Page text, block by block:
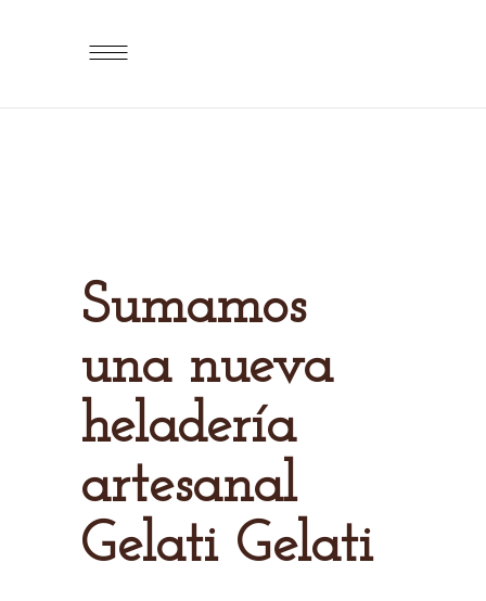
Sumamos
una nueva
heladería
artesanal
Gelati Gelati